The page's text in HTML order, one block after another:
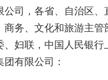
司，各省、自治区
商务、文化和旅游主
、妇联，中国人民银
有限公司：